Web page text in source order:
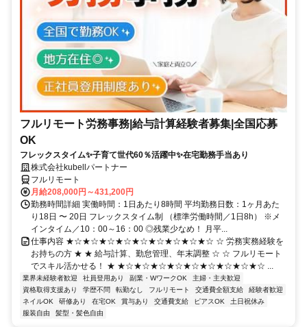
フルリモート労務事務|給与計算経験者募集|全国応募
OK
フレックスタイム✨子育て世代60％活躍中✨在宅勤務手当あり
株式会社kubellパートナー
フルリモート
月給208,000円～431,200円
勤務時間詳細 実働時間：1日あたり8時間 平均勤務日数：1ヶ月あた
り18日 〜 20日 フレックスタイム制 （標準労働時間／1日8h） ※メ
インタイム／10：00～16：00 ◎残業少なめ！ 月平...
仕事内容 ★☆★☆★☆★☆★☆★☆★☆★☆★☆ ☆ 労務実務経験を
お持ちの方 ★ ★ 給与計算、勤怠管理、年末調整 ☆ ☆ フルリモート
でスキル活かせる！ ★ ★☆★☆★☆★☆★☆★☆★☆★☆★☆ ...
業界未経験者歓迎 社員登用あり 副業・WワークOK
主婦・主夫歓迎
資格取得支援あり
学歴不問 転勤なし フルリモート 交通費全額支給
経験者歓迎
ネイルOK
研修あり 在宅OK 賞与あり 交通費支給 ピアスOK
土日祝休み
服装自由
髪型・髪色自由